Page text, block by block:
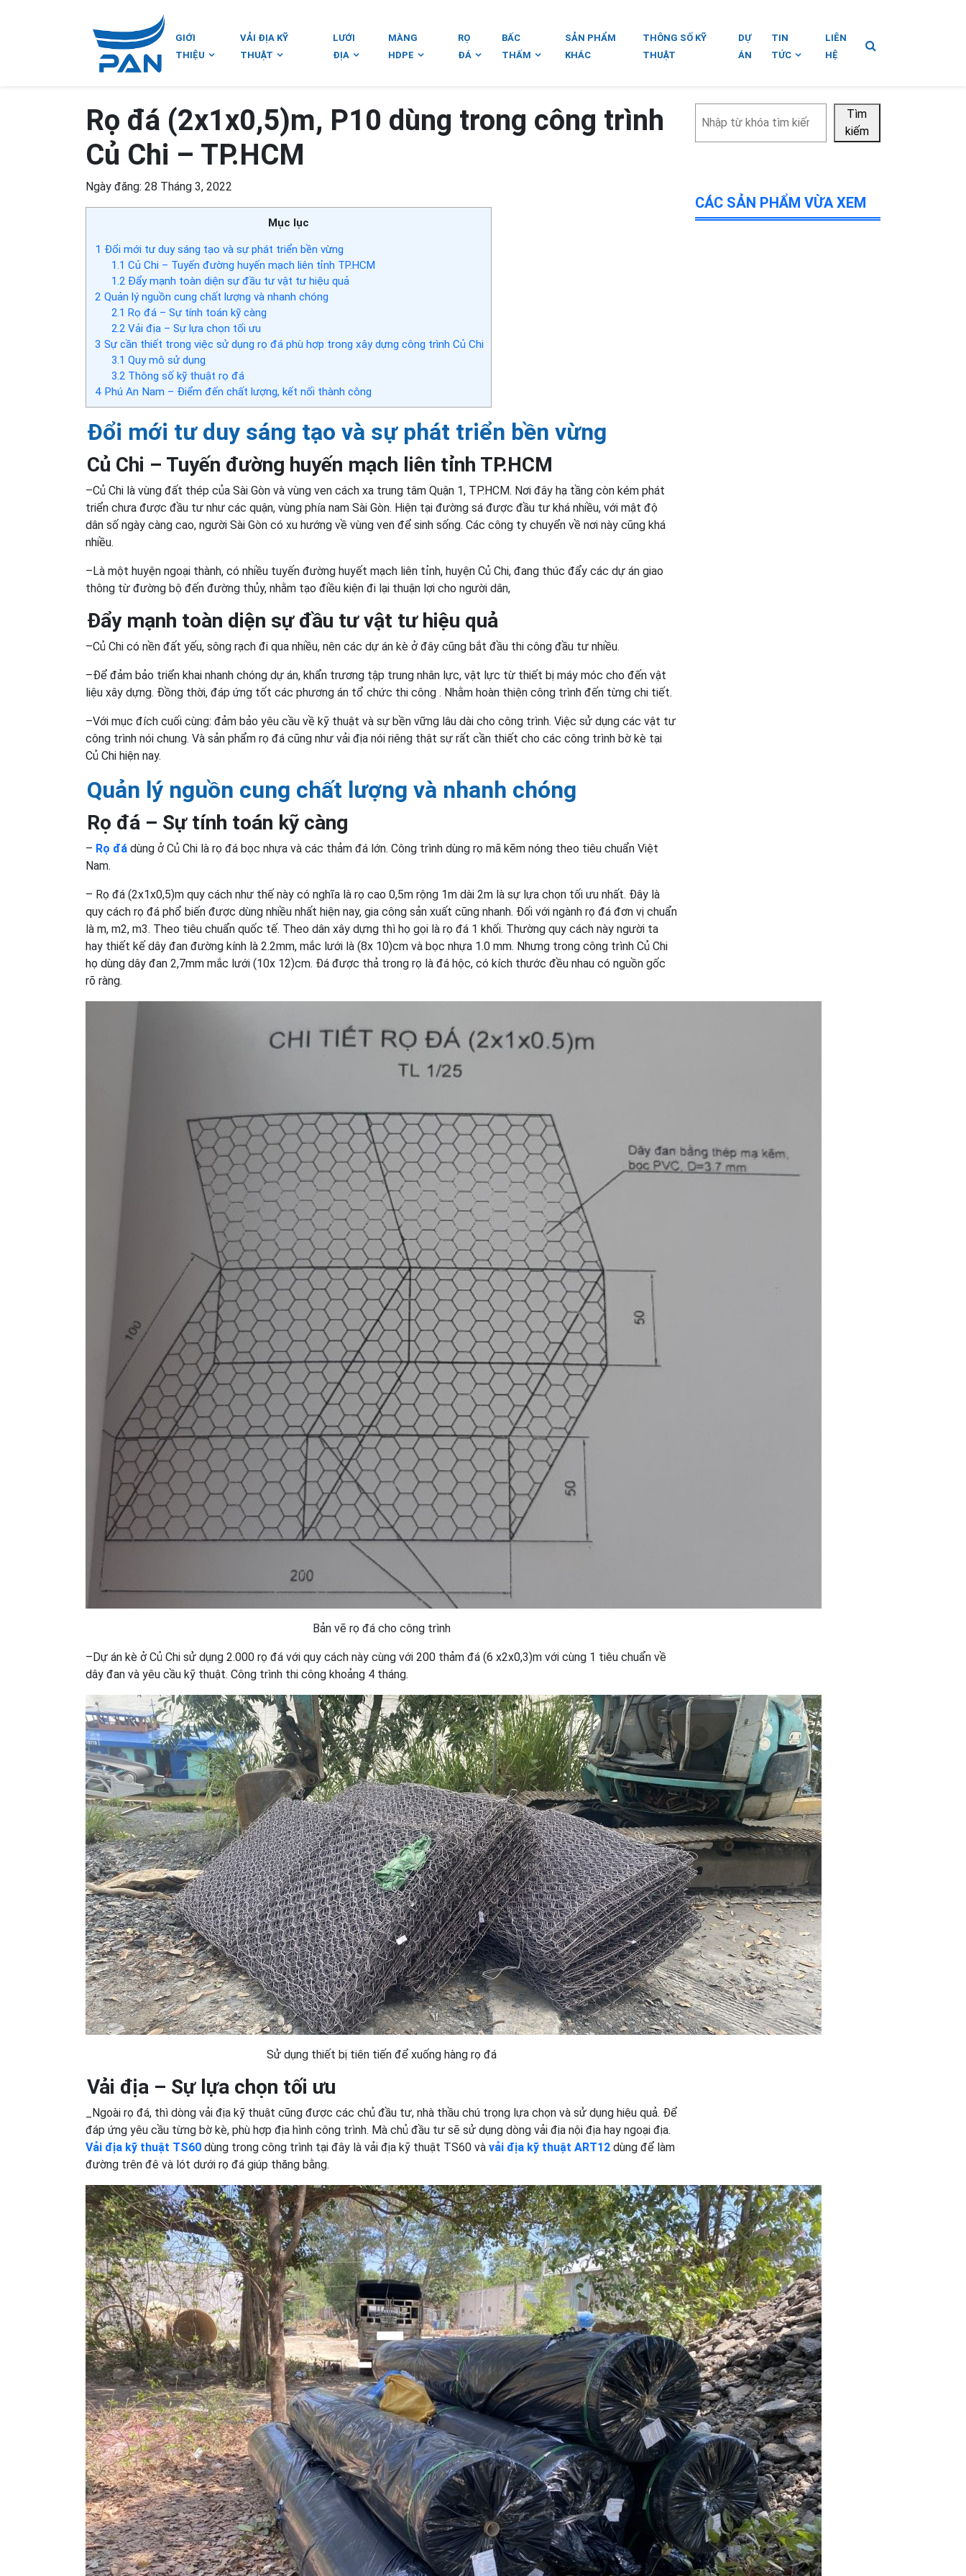
GIỚI
THIỆU
VẢI ĐỊA KỸ
THUẬT
LƯỚI
ĐỊA
MÀNG
HDPE
RỌ
ĐÁ
BẤC
THẤM
SẢN PHẨM
KHÁC
THÔNG SỐ KỸ
THUẬT
DỰ
ÁN
TIN
TỨC
LIÊN
HỆ
Rọ đá (2x1x0,5)m, P10 dùng trong công trình
Củ Chi – TP.HCM
Ngày đăng: 28 Tháng 3, 2022
Mục lục
1 Đổi mới tư duy sáng tạo và sự phát triển bền vừng
1.1 Củ Chi – Tuyến đường huyến mạch liên tỉnh TP.HCM
1.2Đẩy mạnh toàn diện sự đầu tư vật tư hiệu quả
2 Quản lý nguồn cung chất lượng và nhanh chóng
2.1 Rọ đá – Sự tính toán kỹ càng
2.2Vải địa – Sự lựa chọn tối ưu
3 Sự cần thiết trong việc sử dụng rọ đá phù hợp trong xây dựng công trình Củ Chi
3.1 Quy mô sử dụng
3.2Thông số kỹ thuật rọ đá
4 Phú An Nam – Điểm đến chất lượng, kết nối thành công
Đổi mới tư duy sáng tạo và sự phát triển bền vừng
Củ Chi – Tuyến đường huyến mạch liên tỉnh TP.HCM
–Củ Chi là vùng đất thép của Sài Gòn và vùng ven cách xa trung tâm Quận 1, TP.HCM. Nơi đây hạ tầng còn kém phát
triển chưa được đầu tư như các quận, vùng phía nam Sài Gòn. Hiện tại đường sá được đầu tư khá nhiều, với mật độ
dân số ngày càng cao, người Sài Gòn có xu hướng về vùng ven để sinh sống. Các công ty chuyển về nơi này cũng khá
nhiều.
–Là một huyện ngoại thành, có nhiều tuyến đường huyết mạch liên tỉnh, huyện Củ Chi, đang thúc đẩy các dự án giao
thông từ đường bộ đến đường thủy, nhằm tạo điều kiện đi lại thuận lợi cho người dân,
Đẩy mạnh toàn diện sự đầu tư vật tư hiệu quả
–Củ Chi có nền đất yếu, sông rạch đi qua nhiều, nên các dự án kè ở đây cũng bắt đầu thi công đầu tư nhiều.
–Để đảm bảo triển khai nhanh chóng dự án, khẩn trương tập trung nhân lực, vật lực từ thiết bị máy móc cho đến vật
liệu xây dựng. Đồng thời, đáp ứng tốt các phương án tổ chức thi công . Nhằm hoàn thiện công trình đến từng chi tiết.
–Với mục đích cuối cùng: đảm bảo yêu cầu về kỹ thuật và sự bền vững lâu dài cho công trình. Việc sử dụng các vật tư
công trình nói chung. Và sản phẩm rọ đá cũng như vải địa nói riêng thật sự rất cần thiết cho các công trình bờ kè tại
Củ Chi hiện nay.
Quản lý nguồn cung chất lượng và nhanh chóng
Rọ đá – Sự tính toán kỹ càng
– Rọ đá dùng ở Củ Chi là rọ đá bọc nhựa và các thảm đá lớn. Công trình dùng rọ mã kẽm nóng theo tiêu chuẩn Việt
Nam.
– Rọ đá (2x1x0,5)m quy cách như thế này có nghĩa là rọ cao 0,5m rộng 1m dài 2m là sự lựa chọn tối ưu nhất. Đây là
quy cách rọ đá phổ biến được dùng nhiều nhất hiện nay, gia công sản xuất cũng nhanh. Đối với ngành rọ đá đơn vị chuẩn
là m, m2, m3. Theo tiêu chuẩn quốc tế. Theo dân xây dựng thì họ gọi là rọ đá 1 khối. Thường quy cách này người ta
hay thiết kế dây đan đường kính là 2.2mm, mắc lưới là (8x 10)cm và bọc nhựa 1.0 mm. Nhưng trong công trình Củ Chi
họ dùng dây đan 2,7mm mắc lưới (10x 12)cm. Đá được thả trong rọ là đá hộc, có kích thước đều nhau có nguồn gốc
rõ ràng.
Bản vẽ rọ đá cho công trình
–Dự án kè ở Củ Chi sử dụng 2.000 rọ đá với quy cách này cùng với 200 thảm đá (6 x2x0,3)m với cùng 1 tiêu chuẩn về
dây đan và yêu cầu kỹ thuật. Công trình thi công khoảng 4 tháng.
Sử dụng thiết bị tiên tiến để xuống hàng rọ đá
Vải địa – Sự lựa chọn tối ưu
_Ngoài rọ đá, thì dòng vải địa kỹ thuật cũng được các chủ đầu tư, nhà thầu chú trọng lựa chọn và sử dụng hiệu quả. Để
đáp ứng yêu cầu từng bờ kè, phù hợp địa hình công trình. Mà chủ đầu tư sẽ sử dụng dòng vải địa nội địa hay ngoại địa.
Vải địa kỹ thuật TS60 dùng trong công trình tại đây là vải địa kỹ thuật TS60 và vải địa kỹ thuật ART12 dùng để làm
đường trên đê và lót dưới rọ đá giúp thăng bằng.
kiếm
Tìm
kiếm
CÁC SẢN PHẨM VỪA XEM